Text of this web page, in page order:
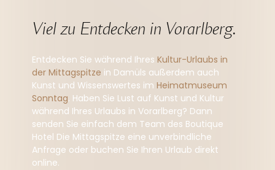
Viel zu Entdecken in Vorarlberg.
Entdecken Sie während Ihres Kultur-Urlaubs in
der Mittagspitze in Damüls außerdem auch
Kunst und Wissenswertes im Heimatmuseum
Sonntag. Haben Sie Lust auf Kunst und Kultur
während Ihres Urlaubs in Vorarlberg? Dann
senden Sie einfach dem Team des Boutique
Hotel Die Mittagspitze eine unverbindliche
Anfrage oder buchen Sie Ihren Urlaub direkt
online.